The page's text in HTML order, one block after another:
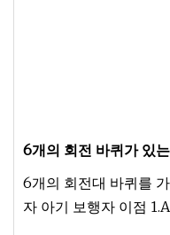
6개의 회전 바퀴가 있
6개의 회전대 바퀴를
자 아기 보행자 이점